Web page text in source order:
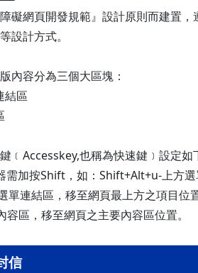
礙網頁開發規範』設計原則而建置
設計方式。
內容分為三個大區塊：
結區
﹝Accesskey,也稱為快速鍵﹞設定如
需加按Shift，如：Shift+Alt+u-上方
單連結區，移至網頁最上方之項目位置
容區，移至網頁之主要內容區位置。
信